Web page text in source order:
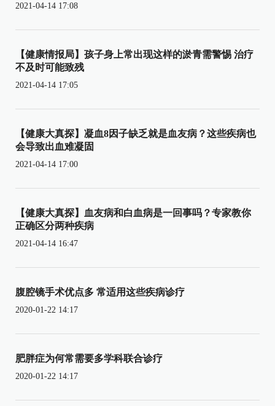
2021-04-14 17:08
【健康情报局】孩子身上常出现这样的淤青需警惕 治疗
不及时可能致残
2021-04-14 17:05
【健康大真探】凝血8因子缺乏就是血友病？这些疾病也
会导致出血难凝固
2021-04-14 17:00
【健康大真探】血友病和白血病是一回事吗？专家教你
正确区分两种疾病
2021-04-14 16:47
腹腔镜手术优点多 常适用这些疾病诊疗
2020-01-22 14:17
肥胖症为何常需要多学科联合诊疗
2020-01-22 14:17